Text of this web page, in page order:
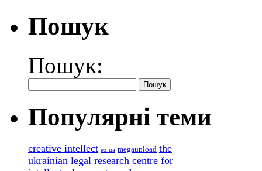
Пошук
Пошук:
Популярні теми
creative intellect ex.ua megaupload the
ukrainian legal research centre for